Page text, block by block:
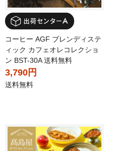
コーヒー AGF ブレンディステ
ィック カフェオレコレクショ
ン BST-30A 送料無料
3,790円
送料無料